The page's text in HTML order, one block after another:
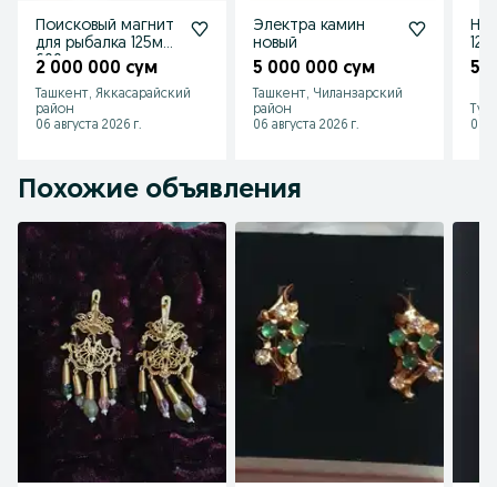
Поисковый магнит
для рыбалка 125мм
600кг
2 000 000 сум
Ташкент, Яккасарайский
район
06 августа 2026 г.
Электра камин
новый
5 000 000 сум
Ташкент, Чиланзарский
район
06 августа 2026 г.
12в
06
Похожие объявления